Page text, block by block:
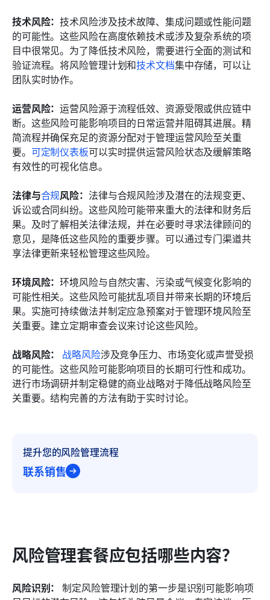
技术风险：技术风险涉及技术故障、集成问题或性能问题
的可能性。这些风险在高度依赖技术或涉及复杂系统的项
目中很常见。为了降低技术风险，需要进行全面的测试和
验证流程。将风险管理计划和技术文档集中存储，可以让
团队实时协作。
运营风险：运营风险源于流程低效、资源受限或供应链中
断。这些风险可能影响项目的日常运营并阻碍其进展。精
简流程并确保充足的资源分配对于管理运营风险至关重
要。 可定制仪表板可以实时提供运营风险状态及缓解策略
有效性的可视化信息。
法律与合规风险： 法律与合规风险涉及潜在的法规变更、
诉讼或合同纠纷。这些风险可能带来重大的法律和财务后
果。及时了解相关法律法规，并在必要时寻求法律顾问的
意见，是降低这些风险的重要步骤。可以通过专门渠道共
享法律更新来轻松管理这些风险。
环境风险：环境风险与自然灾害、污染或气候变化影响的
可能性相关。这些风险可能扰乱项目并带来长期的环境后
果。实施可持续做法并制定应急预案对于管理环境风险至
关重要。建立定期审查会议来讨论这些风险。
战略风险：
战略风险涉及竞争压力、市场变化或声誉受损
的可能性。这些风险可能影响项目的长期可行性和成功。
进行市场调研并制定稳健的商业战略对于降低战略风险至
关重要。结构完善的方法有助于实时讨论。
提升您的风险管理流程
联系销售
风险管理套餐应包括哪些内容？
风险识别： 制定风险管理计划的第一步是识别可能影响项